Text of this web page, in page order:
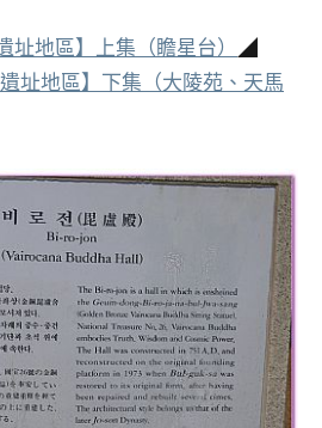
地區】上集（瞻星台）
◢
址地區】下集（大陵苑、天馬